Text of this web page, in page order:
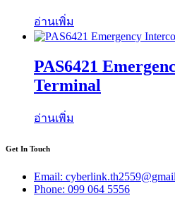
อ่านเพิ่ม
PAS6421
Terminal
อ่านเพิ่ม
Get In Touch
Email:
Phone: 099 064 5556